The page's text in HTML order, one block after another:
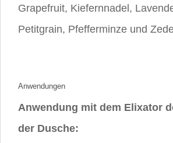
Grapefruit, Kiefernnadel,
Petitgrain, Pfefferminze und
Anwendungen
Anwendung mit dem Elixator
der Dusche: